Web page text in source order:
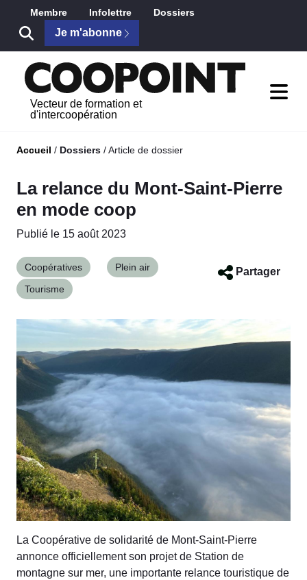
Saut au contenu principal
Membre Infolettre Dossiers
Je m'abonne
Vecteur de formation et
d'intercoopération
Accueil / Dossiers /Article de dossier
La relance du Mont-Saint-Pierre
en mode coop
Publié le 15 août 2023
Coopératives
Plein air
Tourisme
Partager
La Coopérative de solidarité de Mont-Saint-Pierre
annonce officiellement son projet de Station de
montagne sur mer, une importante relance touristique de